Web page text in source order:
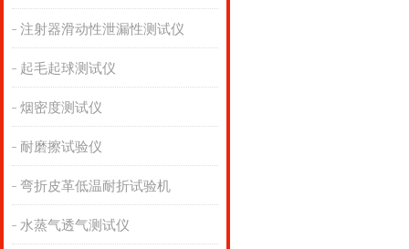
注射器滑动性泄漏性测试仪
起毛起球测试仪
烟密度测试仪
耐磨擦试验仪
弯折皮革低温耐折试验机
水蒸气透气测试仪